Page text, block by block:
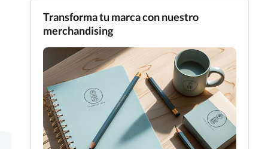
Transforma tu marca con nuestro
merchandising